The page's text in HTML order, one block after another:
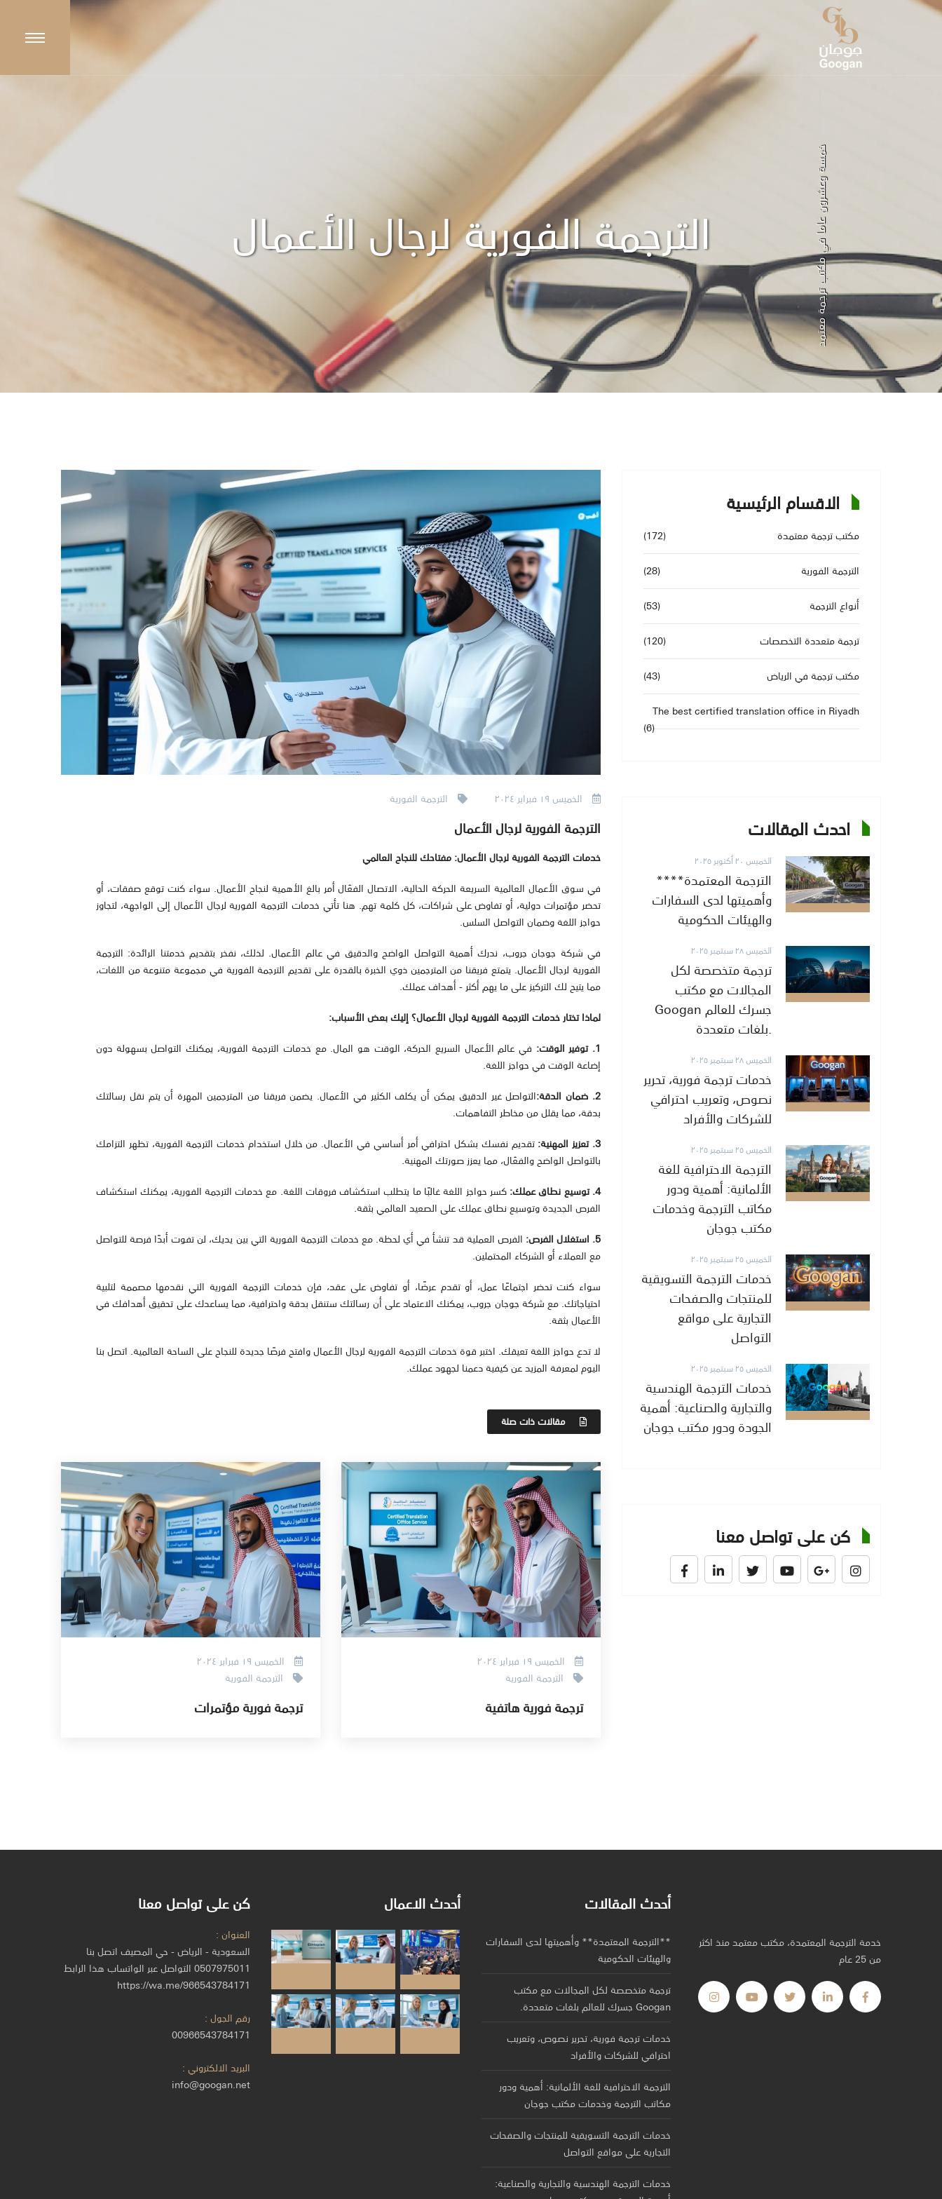
خمسة وعشرون عاما في مكتب ترجمة معتمد الترجمة الفورية لرجال الأعمال
الخميس ١٩ فبراير ٢٠٢٤ الترجمة الفورية
الترجمة الفورية لرجال الأعمال
خدمات الترجمة الفورية لرجال الأعمال: مفتاحك للنجاح العالمي
في سوق الأعمال العالمية السريعة الحركة الحالية، الاتصال الفعّال أمر بالغ الأهمية لنجاح الأعمال. سواء كنت توقع صفقات، أو
تحضر مؤتمرات دولية، أو تفاوض على شراكات، كل كلمة تهم. هنا تأتي خدمات الترجمة الفورية لرجال الأعمال إلى الواجهة، لتجاوز
حواجز اللغة وضمان التواصل السلس.
في شركة جوجان جروب، ندرك أهمية التواصل الواضح والدقيق في عالم الأعمال. لذلك، نفخر بتقديم خدمتنا الرائدة: الترجمة
الفورية لرجال الأعمال. يتمتع فريقنا من المترجمين ذوي الخبرة بالقدرة على تقديم الترجمة الفورية في مجموعة متنوعة من اللغات،
مما يتيح لك التركيز على ما يهم أكثر - أهداف عملك.
لماذا تختار خدمات الترجمة الفورية لرجال الأعمال؟ إليك بعض الأسباب:
1. توفير الوقت:
في عالم الأعمال السريع الحركة، الوقت هو المال. مع خدمات الترجمة الفورية، يمكنك التواصل بسهولة دون
إضاعة الوقت في حواجز اللغة.
2. ضمان الدقة:
التواصل غير الدقيق يمكن أن يكلف الكثير في الأعمال. يضمن فريقنا من المترجمين المهرة أن يتم نقل رسالتك
بدقة، مما يقلل من مخاطر التفاهمات.
3. تعزيز المهنية:
تقديم نفسك بشكل احترافي أمر أساسي في الأعمال. من خلال استخدام خدمات الترجمة الفورية، تظهر التزامك
بالتواصل الواضح والفعّال، مما يعزز صورتك المهنية.
4. توسيع نطاق عملك:
كسر حواجز اللغة غالبًا ما يتطلب استكشاف فروقات اللغة. مع خدمات الترجمة الفورية، يمكنك استكشاف
الفرص الجديدة وتوسيع نطاق عملك على الصعيد العالمي بثقة.
5. استغلال الفرص:
الفرص العملية قد تنشأ في أي لحظة. مع خدمات الترجمة الفورية التي بين يديك، لن تفوت أبدًا فرصة للتواصل
مع العملاء أو الشركاء المحتملين.
سواء كنت تحضر اجتماعًا عمل، أو تقدم عرضًا، أو تفاوض على عقد، فإن خدمات الترجمة الفورية التي نقدمها مصممة لتلبية
احتياجاتك. مع شركة جوجان جروب، يمكنك الاعتماد على أن رسالتك ستنقل بدقة واحترافية، مما يساعدك على تحقيق أهدافك في
الأعمال بثقة.
لا تدع حواجز اللغة تعيقك. اختبر قوة خدمات الترجمة الفورية لرجال الأعمال وافتح فرصًا جديدة للنجاح على الساحة العالمية. اتصل بنا
اليوم لمعرفة المزيد عن كيفية دعمنا لجهود عملك.
مقالات ذات صلة
الخميس ١٩ فبراير ٢٠٢٤
الترجمة الفورية
ترجمة فورية مؤتمرات
الخميس ١٩ فبراير ٢٠٢٤
الترجمة الفورية
ترجمة فورية هاتفية
الاقسام الرئيسية
مكتب ترجمة معتمدة
(172)
الترجمة الفورية
(28)
أنواع الترجمة
(53)
ترجمة متعددة التخصصات
(120)
مكتب ترجمة في الرياض
(43)
The best certified translation office in Riyadh
(6)
احدث المقالات
الخميس ٢٠ أكتوبر ٢٠٢٥
**الترجمة المعتمدة**
وأهميتها لدى السفارات
والهيئات الحكومية
الخميس ٢٨ سبتمبر ٢٠٢٥
ترجمة متخصصة لكل
المجالات مع مكتب
Googan جسرك للعالم
بلغات متعددة.
الخميس ٢٨ سبتمبر ٢٠٢٥
خدمات ترجمة فورية، تحرير
نصوص، وتعريب احترافي
للشركات والأفراد
الخميس ٢٥ سبتمبر ٢٠٢٥
الترجمة الاحترافية للغة
الألمانية: أهمية ودور
مكاتب الترجمة وخدمات
مكتب جوجان
الخميس ٢٥ سبتمبر ٢٠٢٥
خدمات الترجمة التسويقية
للمنتجات والصفحات
التجارية على مواقع
التواصل
الخميس ٢٥ سبتمبر ٢٠٢٥
خدمات الترجمة الهندسية
والتجارية والصناعية: أهمية
الجودة ودور مكتب جوجان
كن على تواصل معنا
خدمة الترجمة المعتمدة، مكتب معتمد منذ اكثر
من 25 عام
أحدث المقالات
**الترجمة المعتمدة** وأهميتها لدى السفارات
والهيئات الحكومية
ترجمة متخصصة لكل المجالات مع مكتب
Googan جسرك للعالم بلغات متعددة.
خدمات ترجمة فورية، تحرير نصوص، وتعريب
احترافي للشركات والأفراد
الترجمة الاحترافية للغة الألمانية: أهمية ودور
مكاتب الترجمة وخدمات مكتب جوجان
خدمات الترجمة التسويقية للمنتجات والصفحات
التجارية على مواقع التواصل
خدمات الترجمة الهندسية والتجارية والصناعية:
أحدث الاعمال كن على تواصل معنا
العنوان :
السعودية - الرياض - حي المصيف اتصل بنا
0507975011 التواصل عبر الواتساب هذا الرابط
https://wa.me/966543784171
رقم الجول :
00966543784171
البريد الالكتروني :
info@googan.net